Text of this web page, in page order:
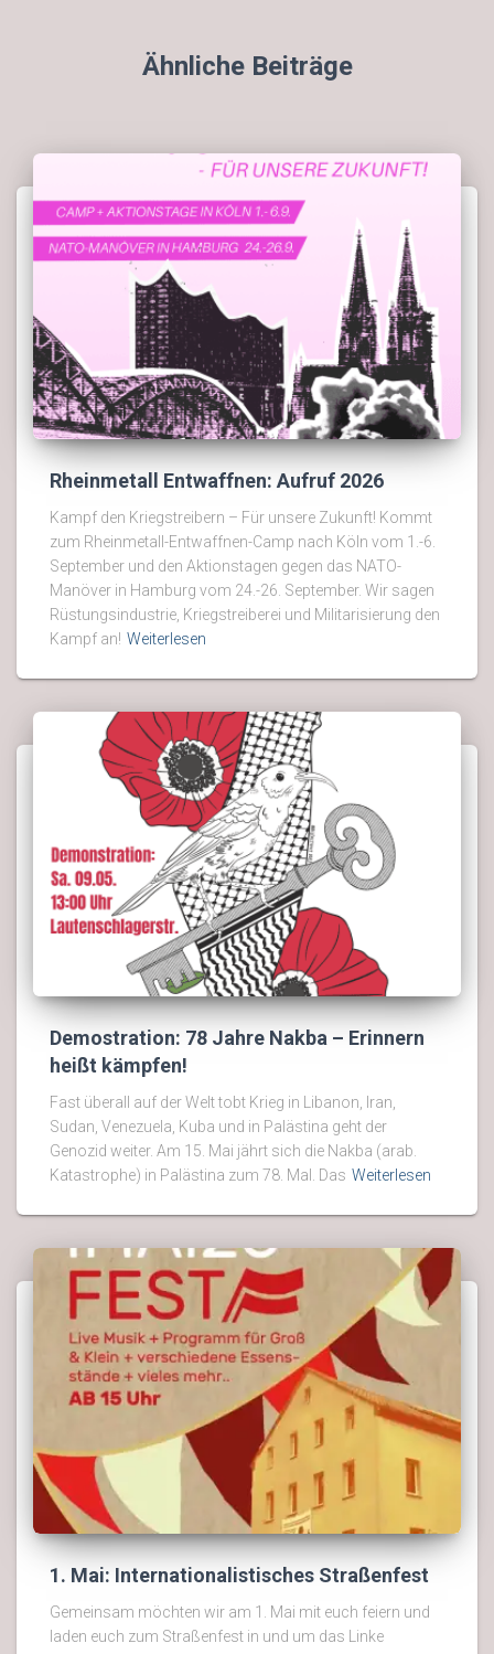
Ähnliche Beiträge
Rheinmetall Entwaffnen: Aufruf 2026
Kampf den Kriegstreibern – Für unsere Zukunft! Kommt
zum Rheinmetall-Entwaffnen-Camp nach Köln vom 1.-6.
September und den Aktionstagen gegen das NATO-
Manöver in Hamburg vom 24.-26. September. Wir sagen
Rüstungsindustrie, Kriegstreiberei und Militarisierung den
Kampf an! Weiterlesen
Demostration: 78 Jahre Nakba – Erinnern
heißt kämpfen!
Fast überall auf der Welt tobt Krieg in Libanon, Iran,
Sudan, Venezuela, Kuba und in Palästina geht der
Genozid weiter. Am 15. Mai jährt sich die Nakba (arab.
Katastrophe) in Palästina zum 78. Mal. Das Weiterlesen
1. Mai: Internationalistisches Straßenfest
Gemeinsam möchten wir am 1. Mai mit euch feiern und
laden euch zum Straßenfest in und um das Linke